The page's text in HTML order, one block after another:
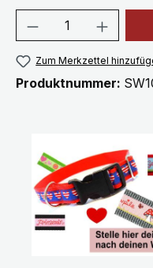
Produkt
Zum Merkzettel
Produktnummer: